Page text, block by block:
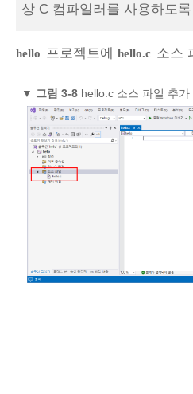
상 C 컴파일러를 사용하도
hello 프로젝트에 hello.c 소스
▼ 그림 3‑8 hello.c 소스 파일 추가